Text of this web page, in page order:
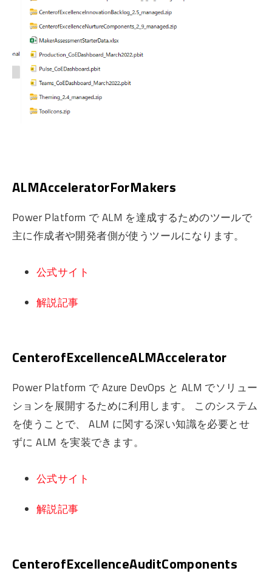
ALMAcceleratorForMakers
Power Platform で ALM を達成するためのツールで
主に作成者や開発者側が使うツールになります。
公式サイト
解説記事
CenterofExcellenceALMAccelerator
Power Platform で Azure DevOps と ALM でソリュー
ションを展開するために利用します。 このシステム
を使うことで、 ALM に関する深い知識を必要とせ
ずに ALM を実装できます。
公式サイト
解説記事
CenterofExcellenceAuditComponents